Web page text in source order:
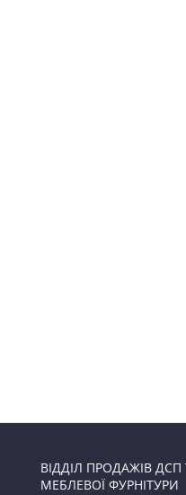
ВІДДІЛ ПРОДАЖІВ ДСП
МЕБЛЕВОЇ ФУРНІТУРИ